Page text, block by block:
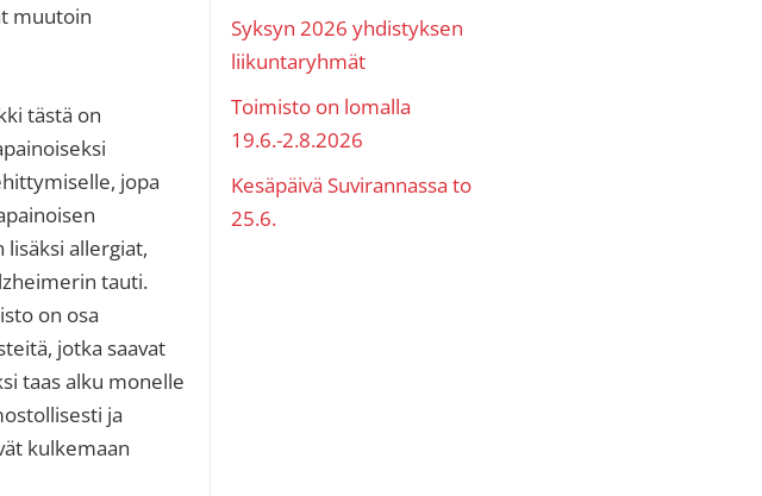
muutoin
tästä on
jopa
allergiat,
tauti.
on osa
jotka saavat
taas alku monelle
ja
kulkemaan
Syksyn 2026 yhdistyksen
liikuntaryhmät
Toimisto on lomalla
19.6.-2.8.2026
Kesäpäivä Suvirannassa to
25.6.